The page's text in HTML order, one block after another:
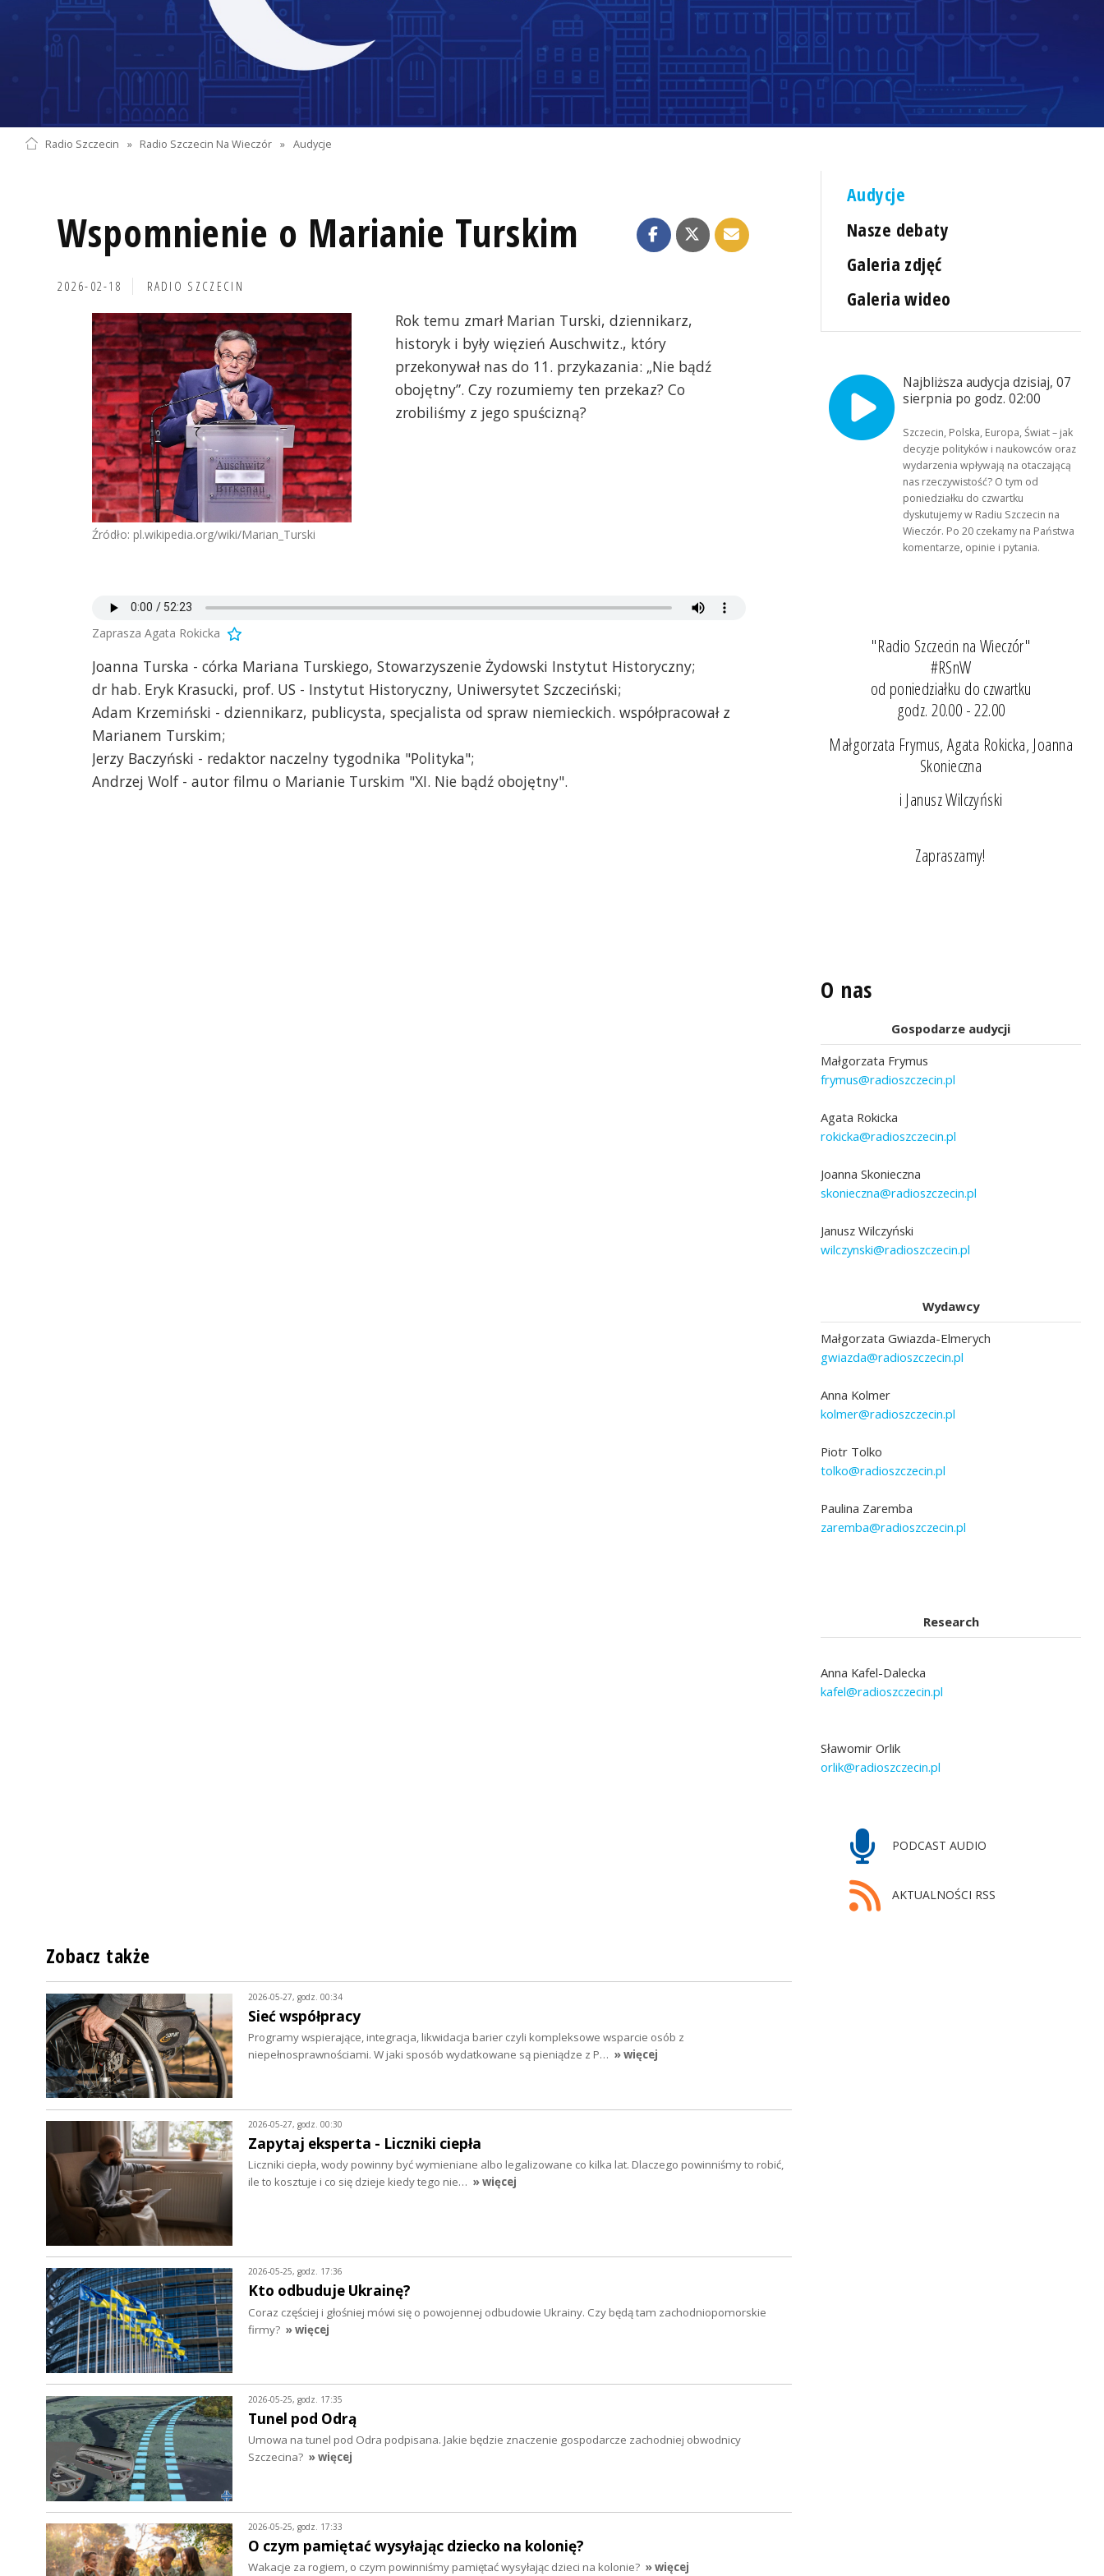
Radio Szczecin » Radio Szczecin Na Wieczór » Audycje
Wspomnienie o Marianie Turskim
2026-02-18 RADIO SZCZECIN
Źródło: pl.wikipedia.org/wiki/Marian_Turski
Rok temu zmarł Marian Turski, dziennikarz,
historyk i były więzień Auschwitz., który
przekonywał nas do 11. przykazania: „Nie bądź
obojętny”. Czy rozumiemy ten przekaz? Co
zrobiliśmy z jego spuścizną?
Zaprasza Agata Rokicka
Joanna Turska - córka Mariana Turskiego, Stowarzyszenie Żydowski Instytut Historyczny;
dr hab. Eryk Krasucki, prof. US - Instytut Historyczny, Uniwersytet Szczeciński;
Adam Krzemiński - dziennikarz, publicysta, specjalista od spraw niemieckich. współpracował z
Marianem Turskim;
Jerzy Baczyński - redaktor naczelny tygodnika "Polityka";
Andrzej Wolf - autor filmu o Marianie Turskim "XI. Nie bądź obojętny".
Audycje
Nasze debaty
Galeria zdjęć
Galeria wideo
Najbliższa audycja dzisiaj, 07
sierpnia po godz. 02:00
Szczecin, Polska, Europa, Świat – jak
decyzje polityków i naukowców oraz
wydarzenia wpływają na otaczającą
nas rzeczywistość? O tym od
poniedziałku do czwartku
dyskutujemy w Radiu Szczecin na
Wieczór. Po 20 czekamy na Państwa
komentarze, opinie i pytania.
"Radio Szczecin na Wieczór"
#RSnW
od poniedziałku do czwartku
godz. 20.00 - 22.00
Małgorzata Frymus, Agata Rokicka, Joanna
Skonieczna
i Janusz Wilczyński
Zapraszamy!
O nas
Gospodarze audycji
Małgorzata Frymus
frymus@radioszczecin.pl
Agata Rokicka
rokicka@radioszczecin.pl
Joanna Skonieczna
skonieczna@radioszczecin.pl
Janusz Wilczyński
wilczynski@radioszczecin.pl
Wydawcy
Małgorzata Gwiazda-Elmerych
gwiazda@radioszczecin.pl
Anna Kolmer
kolmer@radioszczecin.pl
Piotr Tolko
tolko@radioszczecin.pl
Paulina Zaremba
zaremba@radioszczecin.pl
Research
Anna Kafel-Dalecka
kafel@radioszczecin.pl
Sławomir Orlik
orlik@radioszczecin.pl
PODCAST AUDIO
AKTUALNOŚCI RSS
Zobacz także
2026-05-27, godz. 00:34
Sieć współpracy
Programy wspierające, integracja, likwidacja barier czyli kompleksowe wsparcie osób z
niepełnosprawnościami. W jaki sposób wydatkowane są pieniądze z P… » więcej
2026-05-27, godz. 00:30
Zapytaj eksperta - Liczniki ciepła
Liczniki ciepła, wody powinny być wymieniane albo legalizowane co kilka lat. Dlaczego powinniśmy to robić,
ile to kosztuje i co się dzieje kiedy tego nie… » więcej
2026-05-25, godz. 17:36
Kto odbuduje Ukrainę?
Coraz częściej i głośniej mówi się o powojennej odbudowie Ukrainy. Czy będą tam zachodniopomorskie
firmy? » więcej
2026-05-25, godz. 17:35
Tunel pod Odrą
Umowa na tunel pod Odra podpisana. Jakie będzie znaczenie gospodarcze zachodniej obwodnicy
Szczecina? » więcej
2026-05-25, godz. 17:33
O czym pamiętać wysyłając dziecko na kolonię?
Wakacje za rogiem, o czym powinniśmy pamiętać wysyłając dzieci na kolonie? » więcej